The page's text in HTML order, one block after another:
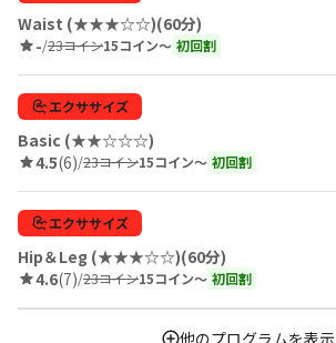
Waist (★★★☆☆)(60分)
-/23コイン15コイン〜 初回割
エクササイズ
Basic (★★☆☆☆)
4.5(6)/23コイン15コイン〜 初回割
エクササイズ
Hip＆Leg (★★★☆☆)(60分)
4.6(7)/23コイン15コイン〜 初回割
他のプログラムを表示